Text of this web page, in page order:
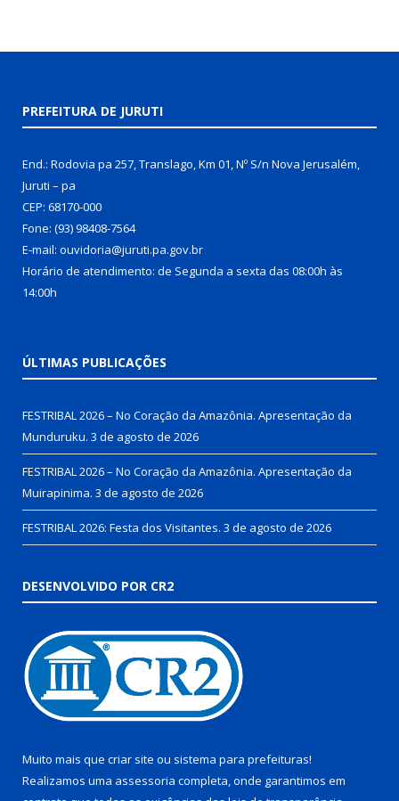
PREFEITURA DE JURUTI
End.: Rodovia pa 257, Translago, Km 01, Nº S/n Nova Jerusalém,
Juruti – pa
CEP: 68170-000
Fone: (93) 98408-7564
E-mail: ouvidoria@juruti.pa.gov.br
Horário de atendimento: de Segunda a sexta das 08:00h às
14:00h
ÚLTIMAS PUBLICAÇÕES
FESTRIBAL 2026 – No Coração da Amazônia. Apresentação da
Munduruku. 3 de agosto de 2026
FESTRIBAL 2026 – No Coração da Amazônia. Apresentação da
Muirapinima. 3 de agosto de 2026
FESTRIBAL 2026: Festa dos Visitantes. 3 de agosto de 2026
DESENVOLVIDO POR CR2
Muito mais que criar site ou sistema para prefeituras!
Realizamos uma assessoria completa, onde garantimos em